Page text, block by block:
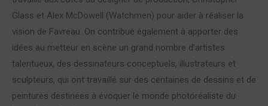
Glass et Alex McDowell (Watchmen) pour aider à réaliser la
vision de Favreau. On contribué également à apporter des
idées au metteur en scène un grand nombre d’artistes
talentueux, des dessinateurs conceptuels, illustrateurs et
sculpteurs, qui ont travaillé sur des centaines de dessins et de
peintures destinées à évoquer le monde photoréaliste du